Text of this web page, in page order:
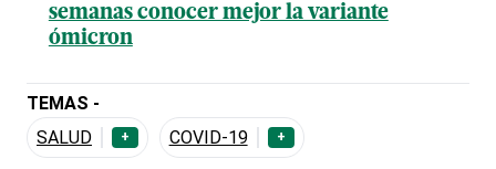
semanas conocer mejor la variante
ómicron
TEMAS -
SALUD
+ COVID-19 +